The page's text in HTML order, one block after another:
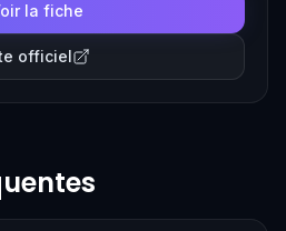
la fiche
officiel